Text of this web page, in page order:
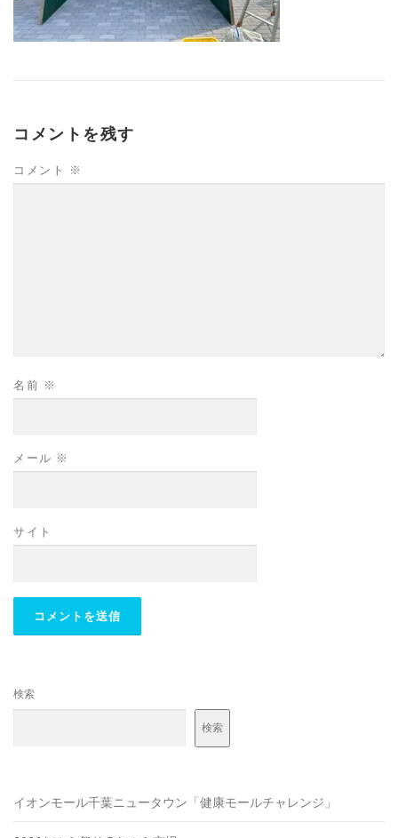
コメントを残す
コメント ※
名前 ※
メール ※
サイト
検索
検索
イオンモール千葉ニュータウン「健康モールチャレンジ」